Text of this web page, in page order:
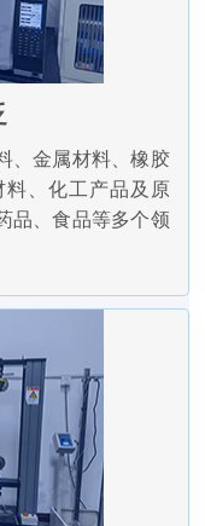
、金属材料、橡胶
、化工产品及原
品、食品等多个领